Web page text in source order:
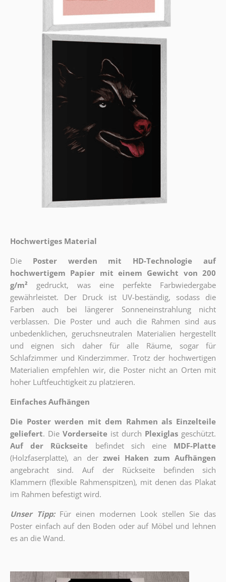
Hochwertiges Material
Die
Poster werden mit HD-Technologie auf
hochwertigem Papier mit einem Gewicht von 200
g/m²
gedruckt, was eine perfekte Farbwiedergabe
gewährleistet. Der Druck ist UV-beständig, sodass die
Farben auch bei längerer Sonneneinstrahlung nicht
verblassen. Die Poster und auch die Rahmen sind aus
unbedenklichen, geruchsneutralen Materialien hergestellt
und eignen sich daher für alle Räume, sogar für
Schlafzimmer und Kinderzimmer. Trotz der hochwertigen
Materialien empfehlen wir, die Poster nicht an Orten mit
hoher Luftfeuchtigkeit zu platzieren.
Einfaches Aufhängen
Die Poster werden mit dem Rahmen als Einzelteile
geliefert. Die Vorderseite ist durch Plexiglas geschützt.
Auf der Rückseite
befindet sich eine
MDF-Platte
(Holzfaserplatte), an der zwei Haken zum Aufhängen
angebracht sind.
Auf der Rückseite befinden sich
Klammern (flexible Rahmenspitzen), mit denen das Plakat
im Rahmen befestigt wird.
Unser Tipp: Für einen modernen Look stellen Sie das
Poster einfach auf den Boden oder auf Möbel und lehnen
es an die Wand.